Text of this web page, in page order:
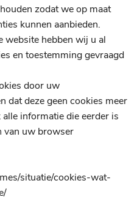
zodat we op maat
kunnen aanbieden.
website hebben wij u al
en toestemming gevraagd
door uw
dat deze geen cookies meer
informatie die eerder is
van uw browser
situatie/cookies-wat-